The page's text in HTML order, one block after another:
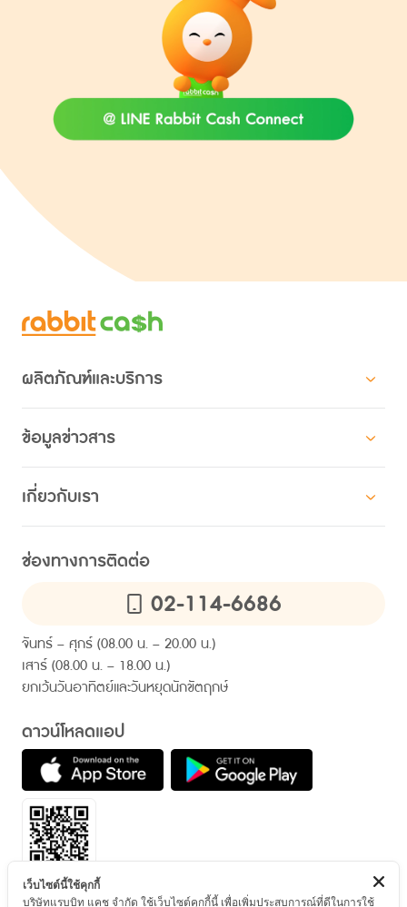
เงินก้อนฉุกเฉินสำหรับพนักงาน
ช่องทางการติดต่อ
02-114-6686
จันทร์ – ศุกร์ (08.00 น. – 20.00 น.)
เสาร์ (08.00 น. – 18.00 น.)
ยกเว้นวันอาทิตย์และวันหยุดนักขัตฤกษ์
ผลิตภัณฑ์และบริการ
สินเชื่อแรบบิทแคช ผ่อนตามใจ
สินเชื่อสำหรับองค์กร
สินเชื่อสวัสดิการ แรบบิทแคช
ไลน์ แรบบิท แคช คอนเนค
ข้อมูลข่าวสาร
โปรโมชัน
HR คอมมูนิตี
การให้สินเชื่ออย่างรับผิดชอบและเป็นธรรม
ข่าวและบทความ
ประกาศ
เกี่ยวกับเรา
ข้อมูลคุณภาพการให้บริการ
คำถามที่พบบ่อย
ดาวน์โหลดแอป
เว็บไซต์นี้ใช้คุกกี้
บริษัทแรบบิท แคช จำกัด ใช้เว็บไซต์คุกกี้นี้ เพื่อเพิ่มประสบการณ์ที่ดีในการใช้